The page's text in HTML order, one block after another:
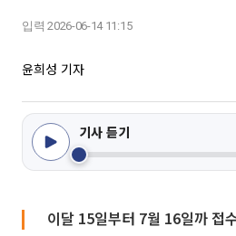
입력 2026-06-14 11:15
윤희성 기자
기사 듣기
이달 15일부터 7월 16일까 접